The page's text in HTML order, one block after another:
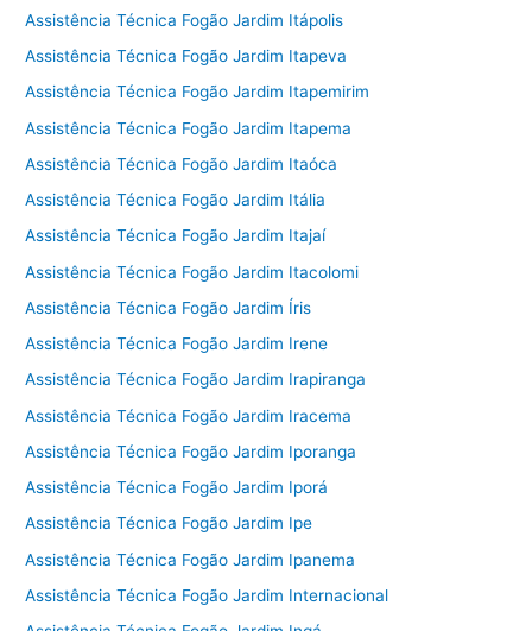
Assistência Técnica Fogão Jardim Itápolis
Assistência Técnica Fogão Jardim Itapeva
Assistência Técnica Fogão Jardim Itapemirim
Assistência Técnica Fogão Jardim Itapema
Assistência Técnica Fogão Jardim Itaóca
Assistência Técnica Fogão Jardim Itália
Assistência Técnica Fogão Jardim Itajaí
Assistência Técnica Fogão Jardim Itacolomi
Assistência Técnica Fogão Jardim Íris
Assistência Técnica Fogão Jardim Irene
Assistência Técnica Fogão Jardim Irapiranga
Assistência Técnica Fogão Jardim Iracema
Assistência Técnica Fogão Jardim Iporanga
Assistência Técnica Fogão Jardim Iporá
Assistência Técnica Fogão Jardim Ipe
Assistência Técnica Fogão Jardim Ipanema
Assistência Técnica Fogão Jardim Internacional